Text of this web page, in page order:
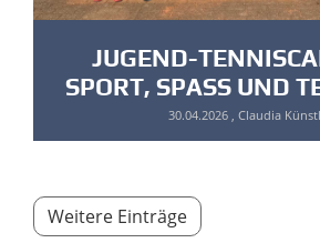
JUGEND-
SPORT, SPASS UND
30.04.2026 , Claudia
Weitere Einträge